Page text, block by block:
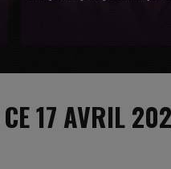
17 AVRIL